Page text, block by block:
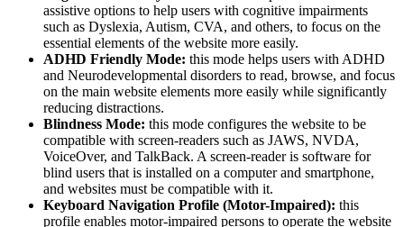
assistive options to help users with cognitive impairments
such as Dyslexia, Autism, CVA, and others, to focus on the
essential elements of the website more easily.
ADHD Friendly Mode: this mode helps users with ADHD
and Neurodevelopmental disorders to read, browse, and focus
on the main website elements more easily while significantly
reducing distractions.
Blindness Mode: this mode configures the website to be
compatible with screen-readers such as JAWS, NVDA,
VoiceOver, and TalkBack. A screen-reader is software for
blind users that is installed on a computer and smartphone,
and websites must be compatible with it.
Keyboard Navigation Profile (Motor-Impaired): this
profile enables motor-impaired persons to operate the website